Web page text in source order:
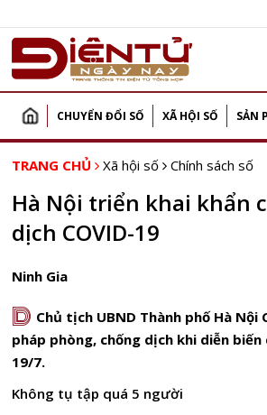
CHUYỂN ĐỔI SỐ XÃ HỘI SỐ SẢN
TRANG CHỦ Xã hội số Chính sách số
Hà Nội triển khai khẩn
dịch COVID-19
Ninh Gia
D Chủ tịch UBND Thành phố Hà
pháp phòng, chống dịch khi diễn
19/7.
Không tụ tập quá 5 người